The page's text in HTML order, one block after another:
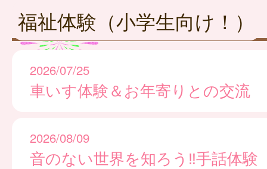
福祉体験（小学生向け！）
2026/07/25
車いす体験＆お年寄りとの交流
2026/08/09
音のない世界を知ろう‼手話体験